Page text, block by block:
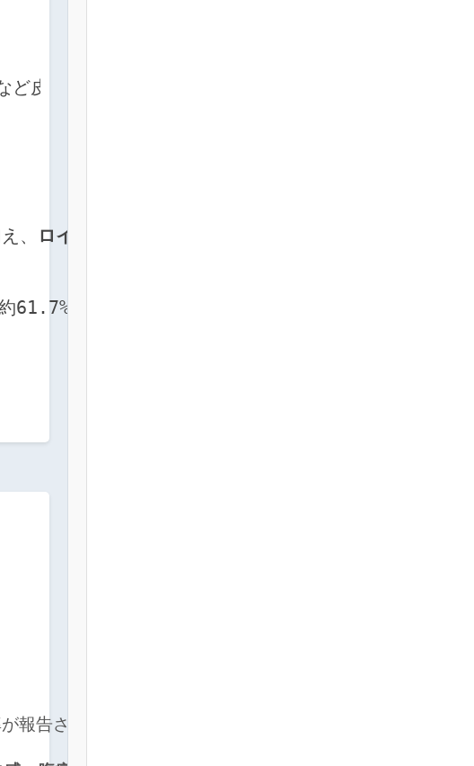
皮膚疾患に伴うそう痒
、 ロイコトリエンやトロンボキサンなど化学伝達物質
61.7%と報告されています[2]。
が報告されています[3][1][4][2]。